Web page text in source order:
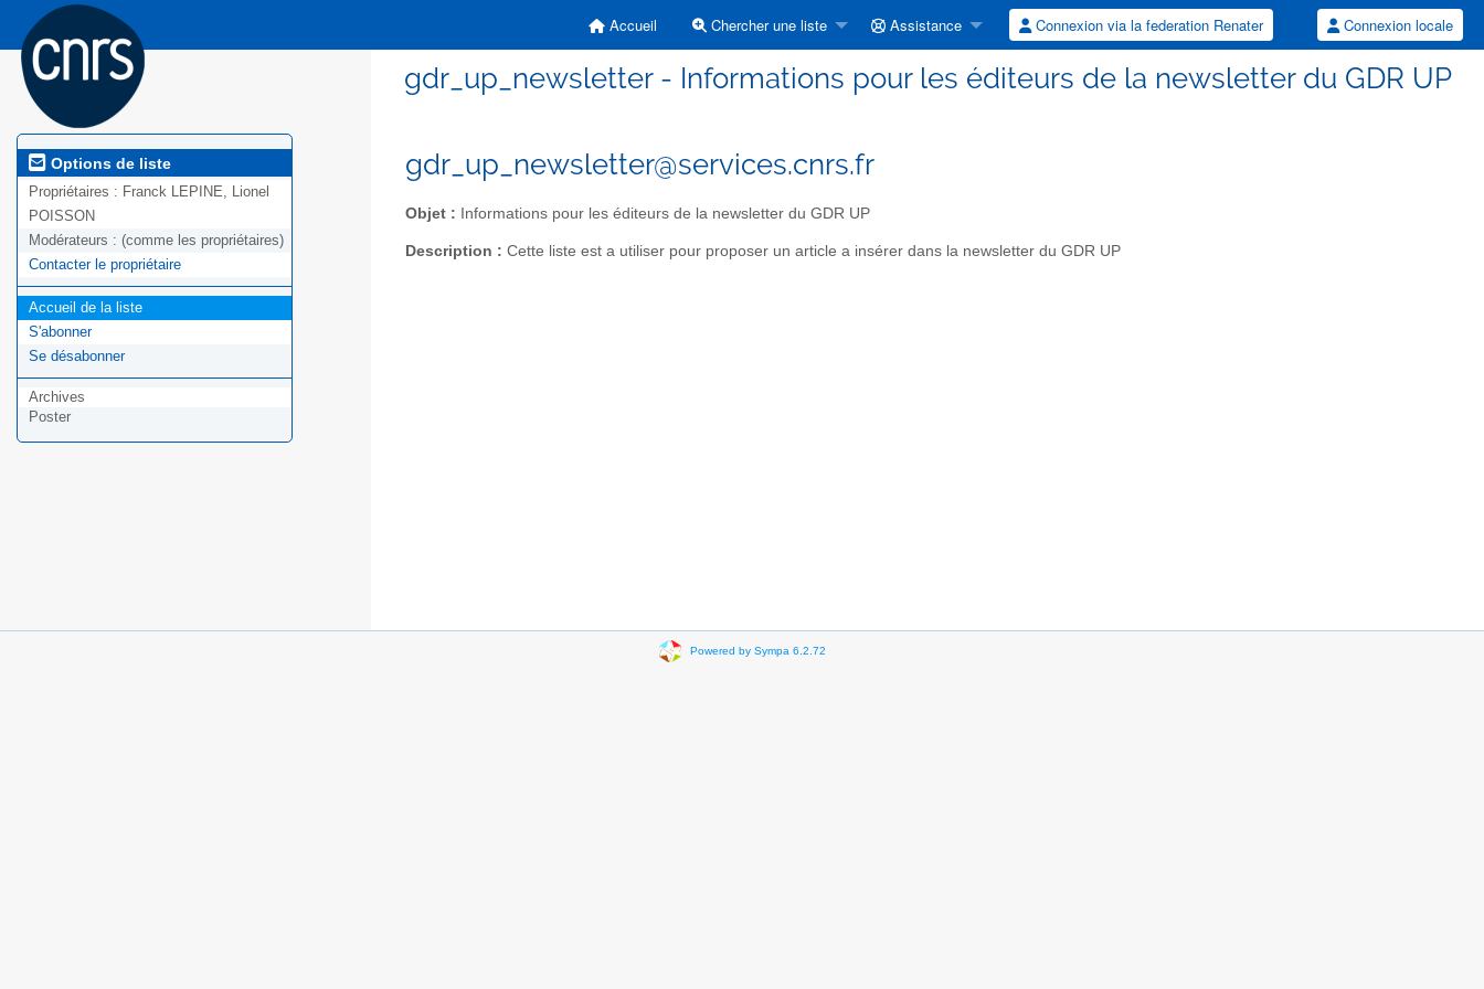
Accueil Chercher une liste Assistance Connexion via la federation Renater Connexion locale
gdr_up_newsletter - Informations pour les éditeurs de la newsletter du GDR UP
Options de liste
Propriétaires : Franck LEPINE, Lionel
POISSON
Modérateurs : (comme les propriétaires)
Contacter le propriétaire
Accueil de la liste
S'abonner
Se désabonner
Archives
Poster
gdr_up_newsletter@services.cnrs.fr
Objet : Informations pour les éditeurs de la newsletter du GDR UP
Description : Cette liste est a utiliser pour proposer un article a insérer dans la newsletter du GDR UP
Powered by Sympa 6.2.72